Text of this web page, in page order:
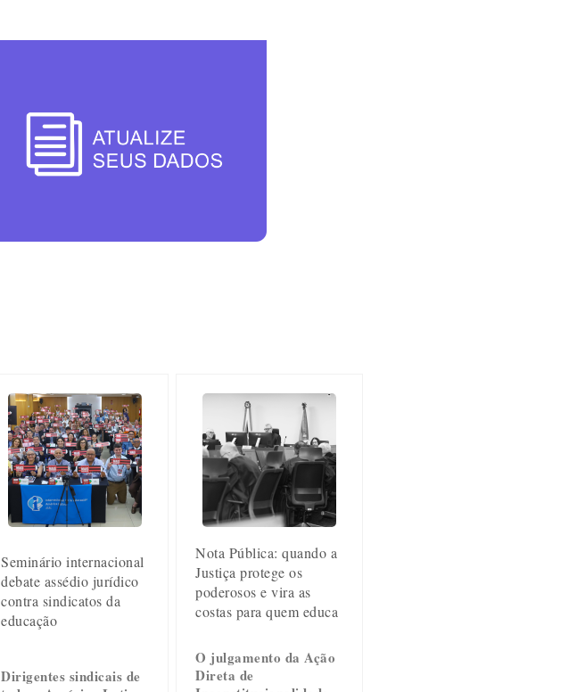
Seminário internacional
debate assédio jurídico
contra sindicatos da
educação
Dirigentes sindicais de
Nota Pública: quando a
Justiça protege os
poderosos e vira as
costas para quem educa
O julgamento da Ação
Direta de